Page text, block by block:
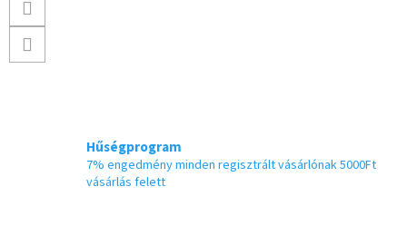
Hűségprogram
7% engedmény minden regisztrált vásárlónak 5000Ft
vásárlás felett